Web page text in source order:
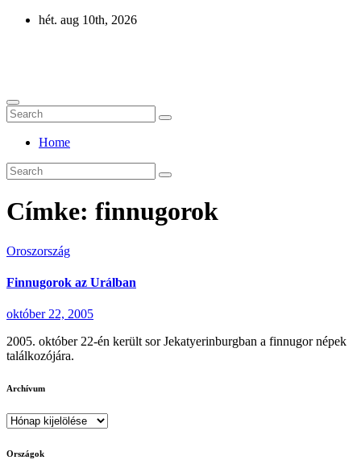
Skip
hét. aug 10th, 2026
Home
Címke: finnugorok
Oroszország
Finnugorok az Urálban
október 22, 2005
2005. október 22-én került sor Jekatyerinburgban a finnugor népek
találkozójára.
Archívum
Archívum
Országok